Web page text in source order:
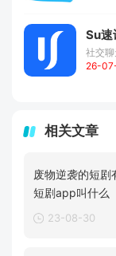
Su速
社交
26-
相关文章
废物逆袭的短剧
短剧app叫什么
23-08-30